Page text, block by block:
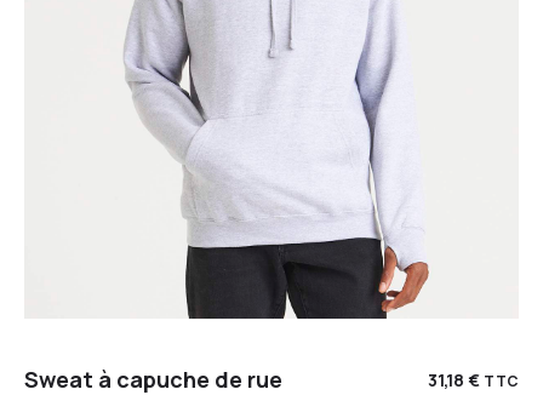
Sweat à capuche de rue 31,18 € TTC